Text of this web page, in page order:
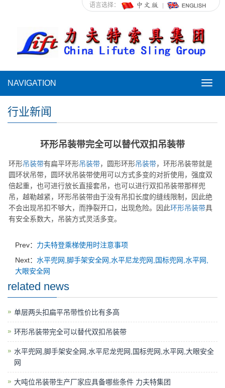
语言选择：
NAVIGATION
行业新闻
环形吊装带完全可以替代双扣吊装带
环形吊装带有扁平环形吊装带，圆形环形吊装带，环形吊装带就是
圆环状吊带，圆环状吊装带使用可以方式多变的对折使用，强度双
倍起重，也可进行放长直接套吊，也可以进行双扣吊装带那样兜
吊，越勒越紧，环形吊装带由于没有吊扣长度的缝线限制，因此绝
不会出现吊扣不够大，而挣裂开口，出现危险。因此环形吊装带具
有安全系数大，吊装方式灵活多变。
Prev： 力夫特登乘梯使用时注意事项
Next： 水平兜网,脚手架安全网,水平尼龙兜网,国标兜网,水平网,
大眼安全网
related news
单层两头扣扁平吊带性价比有多高
环形吊装带完全可以替代双扣吊装带
水平兜网,脚手架安全网,水平尼龙兜网,国标兜网,水平网,大眼安全
网
大吨位吊装带生产厂家应具备哪些条件 力夫特集团